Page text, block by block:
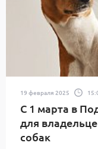
19 февраля 2025
С 1 марта в
для
собак